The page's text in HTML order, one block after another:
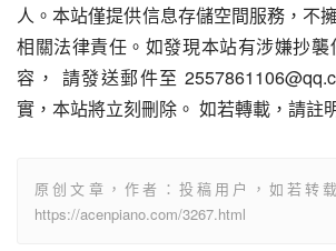
人。本站僅提供信息存儲空間服務，不
相關法律責任。如發現本站有涉嫌抄
容， 請發送郵件至
實，本站將立刻刪除。 如若轉載，請註
原创文章，作者：投稿用户，如若转
https://acenpiano.com/3267.html